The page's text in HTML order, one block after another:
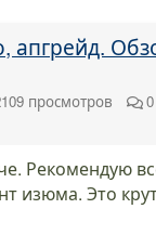
просмотров 0
Рекомендую
изюма. Это